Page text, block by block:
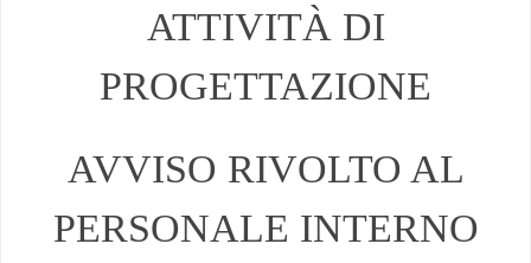
ATTIVITÀ DI
PROGETTAZIONE
AVVISO RIVOLTO AL
PERSONALE INTERNO